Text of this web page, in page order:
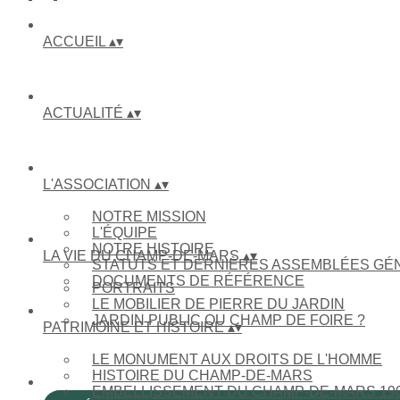
ACCUEIL ▴▾
ACTUALITÉ ▴▾
L'ASSOCIATION ▴▾
NOTRE MISSION
L'ÉQUIPE
NOTRE HISTOIRE
STATUTS ET DERNIÈRES ASSEMBLÉES
DOCUMENTS DE RÉFÉRENCE
LA VIE DU CHAMP-DE-MARS▴▾
PORTRAITS
LE MOBILIER DE PIERRE DU JARDIN
JARDIN PUBLIC OU CHAMP DE FOIRE ?
PATRIMOINE ET HISTOIRE▴▾
LE MONUMENT AUX DROITS DE L'HOMME
HISTOIRE DU CHAMP-DE-MARS
EMBELLISSEMENT DU CHAMP-DE-MARS